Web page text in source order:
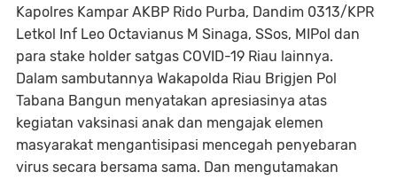
Kapolres Kampar AKBP Rido Purba, Dandim 0313/KPR
Letkol Inf Leo Octavianus M Sinaga, SSos, MIPol dan
para stake holder satgas COVID-19 Riau lainnya.
Dalam sambutannya Wakapolda Riau Brigjen Pol
Tabana Bangun menyatakan apresiasinya atas
kegiatan vaksinasi anak dan mengajak elemen
masyarakat mengantisipasi mencegah penyebaran
virus secara bersama sama. Dan mengutamakan